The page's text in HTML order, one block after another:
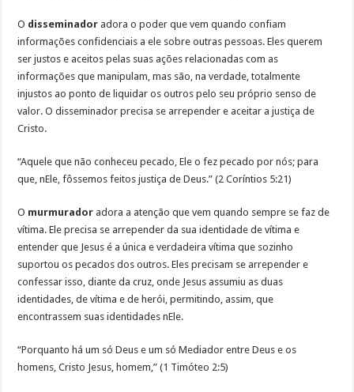
O disseminador adora o poder que vem quando confiam
informações confidenciais a ele sobre outras pessoas. Eles querem
ser justos e aceitos pelas suas ações relacionadas com as
informações que manipulam, mas são, na verdade, totalmente
injustos ao ponto de liquidar os outros pelo seu próprio senso de
valor. O disseminador precisa se arrepender e aceitar a justiça de
Cristo.
“Aquele que não conheceu pecado, Ele o fez pecado por nós; para
que, nEle, fôssemos feitos justiça de Deus.” (2 Coríntios 5:21)
O murmurador adora a atenção que vem quando sempre se faz de
vítima. Ele precisa se arrepender da sua identidade de vítima e
entender que Jesus é a única e verdadeira vítima que sozinho
suportou os pecados dos outros. Eles precisam se arrepender e
confessar isso, diante da cruz, onde Jesus assumiu as duas
identidades, de vítima e de herói, permitindo, assim, que
encontrassem suas identidades nEle.
“Porquanto há um só Deus e um só Mediador entre Deus e os
homens, Cristo Jesus, homem,” (1 Timóteo 2:5)